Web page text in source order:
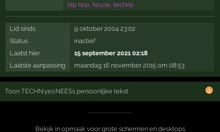
hip hop, house, techno
Lid sinds
9 oktober 2004 23:02
Status
inactief
Laatst hier
15 september 2021 02:18
Laatste aanpassing
maandag 16 november 2015 om 08:53
Toon TECHN:yes:NEESs persoonlijke tekst
Bekijk in opmaak voor grote schermen en desktops